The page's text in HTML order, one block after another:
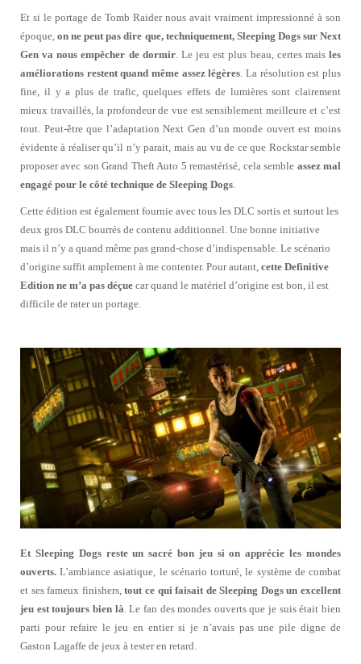
Et si le portage de Tomb Raider nous avait vraiment impressionné à son
époque,on ne peut pas dire que, techniquement, Sleeping Dogs sur Next
Gen va nous empêcher de dormir. Le jeu est plus beau, certes maisles
améliorations restent quand même assez légères. La résolution est plus
fine, il y a plus de trafic, quelques effets de lumières sont clairement
mieux travaillés, la profondeur de vue est sensiblement meilleure et c’est
tout. Peut-être que l’adaptation Next Gen d’un monde ouvert est moins
évidente à réaliser qu’il n’y parait, mais au vu de ce que Rockstar semble
proposer avec son Grand Theft Auto 5 remastérisé, cela semble assez mal
engagé pour le côté technique de Sleeping Dogs.
Cette édition est également fournie avec tous les DLC sortis et surtout les
deux gros DLC bourrés de contenu additionnel. Une bonne initiative
mais il n’y a quand même pas grand-chose d’indispensable. Le scénario
d’origine suffit amplement à me contenter. Pour autant, cette Definitive
Edition ne m’a pas déçue car quand le matériel d’origine est bon, il est
difficile de rater un portage.
Et Sleeping Dogs reste un sacré bon jeu si on apprécie les mondes
ouverts. L’ambiance asiatique, le scénario torturé, le système de combat
et ses fameux finishers,tout ce qui faisait de Sleeping Dogs un excellent
jeu est toujours bien là. Le fan des mondes ouverts que je suis était bien
parti pour refaire le jeu en entier si je n’avais pas une pile digne de
Gaston Lagaffe de jeux à tester en retard.